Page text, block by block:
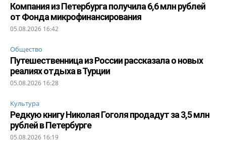
Компания из Петербурга получила 6,6 млн рублей
от Фонда микрофинансирования
05.08.2026 16:42
Общество
Путешественница из России рассказала о новых
реалиях отдыха в Турции
05.08.2026 16:28
Культура
Редкую книгу Николая Гоголя продадут за 3,5 млн
рублей в Петербурге
05.08.2026 16:19